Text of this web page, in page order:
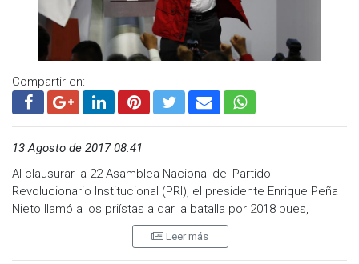
Compartir en:
13 Agosto de 2017 08:41
Al clausurar la 22 Asamblea Nacional del Partido
Revolucionario Institucional (PRI), el presidente Enrique Peña
Nieto llamó a los priístas a dar la batalla por 2018 pues,
advirtió, estará en juego el futuro del país con dos
escenarios: uno de progreso que ofrece el tricolor y otro de
Leer más